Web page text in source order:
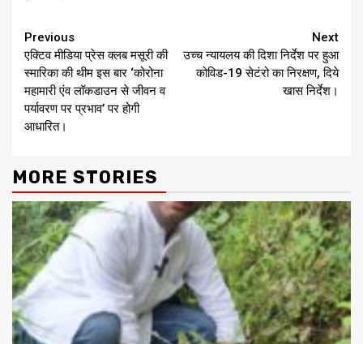
Continue
Reading
Previous
एक्टिव मीडिया प्रेस क्लब मसूरी की
स्मारिका की थीम इस बार ‘कोरोना
महामारी एंव लॉकडाउन से जीवन व
पर्यावरण पर प्रभाव’ पर होगी
आधारित।
Next
उच्च न्यायलय की दिशा निर्देश पर हुआ
कोविड-19 सेटंरो का निरक्षण, दिये
खास निर्देश।
MORE STORIES